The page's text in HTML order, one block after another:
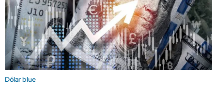
Dólar blue